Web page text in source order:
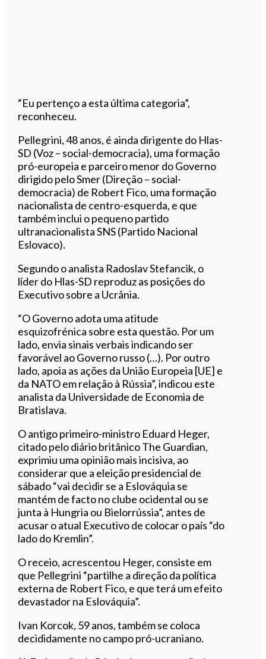
“Eu pertenço a esta última categoria”,
reconheceu.
Pellegrini, 48 anos, é ainda dirigente do Hlas-
SD (Voz – social-democracia), uma formação
pró-europeia e parceiro menor do Governo
dirigido pelo Smer (Direção – social-
democracia) de Robert Fico, uma formação
nacionalista de centro-esquerda, e que
também inclui o pequeno partido
ultranacionalista SNS (Partido Nacional
Eslovaco).
Segundo o analista Radoslav Stefancik, o
líder do Hlas-SD reproduz as posições do
Executivo sobre a Ucrânia.
“O Governo adota uma atitude
esquizofrénica sobre esta questão. Por um
lado, envia sinais verbais indicando ser
favorável ao Governo russo (…). Por outro
lado, apoia as ações da União Europeia [UE] e
da NATO em relação à Rússia”, indicou este
analista da Universidade de Economia de
Bratislava.
O antigo primeiro-ministro Eduard Heger,
citado pelo diário britânico The Guardian,
exprimiu uma opinião mais incisiva, ao
considerar que a eleição presidencial de
sábado “vai decidir se a Eslováquia se
mantém de facto no clube ocidental ou se
junta à Hungria ou Bielorrússia”, antes de
acusar o atual Executivo de colocar o país “do
lado do Kremlin”.
O receio, acrescentou Heger, consiste em
que Pellegrini “partilhe a direção da política
externa de Robert Fico, e que terá um efeito
devastador na Eslováquia”.
Ivan Korcok, 59 anos, também se coloca
decididamente no campo pró-ucraniano.